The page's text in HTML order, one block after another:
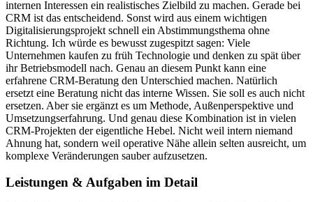
internen Interessen ein realistisches Zielbild zu machen. Gerade bei
CRM ist das entscheidend. Sonst wird aus einem wichtigen
Digitalisierungsprojekt schnell ein Abstimmungsthema ohne
Richtung. Ich würde es bewusst zugespitzt sagen: Viele
Unternehmen kaufen zu früh Technologie und denken zu spät über
ihr Betriebsmodell nach. Genau an diesem Punkt kann eine
erfahrene CRM-Beratung den Unterschied machen. Natürlich
ersetzt eine Beratung nicht das interne Wissen. Sie soll es auch nicht
ersetzen. Aber sie ergänzt es um Methode, Außenperspektive und
Umsetzungserfahrung. Und genau diese Kombination ist in vielen
CRM-Projekten der eigentliche Hebel. Nicht weil intern niemand
Ahnung hat, sondern weil operative Nähe allein selten ausreicht, um
komplexe Veränderungen sauber aufzusetzen.
Leistungen & Aufgaben im Detail